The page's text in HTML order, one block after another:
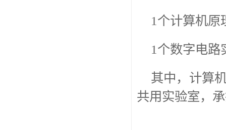
1个计算机原
1个数字电路
其中，计算
共用实验室，